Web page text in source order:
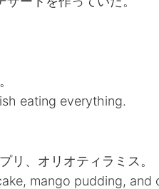
eating everything.
リ、オリオティラミス。
mango pudding, and